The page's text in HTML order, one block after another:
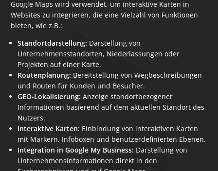
Google Maps wird verwendet, um interaktive Karten in
Websites zu integrieren, die eine Vielzahl von Funktionen
bieten, wie z.B.:
Standortdarstellung: Darstellung von
Unternehmensstandorten, Niederlassungen oder
Projekten auf einer Karte.
Routenplanung: Bereitstellung von Wegbeschreibungen
und Routen für Kunden und Besucher.
GEO-Lokalisierung: Anzeige standortbezogener
Informationen basierend auf dem aktuellen Standort des
Nutzers.
Interaktive Karten: Einbindung von interaktiven Karten
mit Markern, Infoboxen und benutzerdefinierten Ebenen.
Integration in Google My Business: Darstellung von
Unternehmensinformationen direkt in den